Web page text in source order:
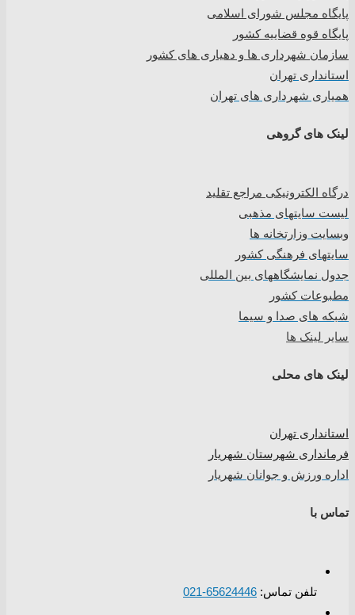
پایگاه مجلس شورای اسلامی
پایگاه قوه قضاییه کشور
سازمان شهرداری ها و دهیاری های کشور
استانداری تهران
همیاری شهرداری های تهران
لینک های گروهی
درگاه الکترونیکی مراجع تقلید
لیست سایتهای مذهبی
وبسایت وزارتخانه ها
سایتهای فرهنگی کشور
جدول نمایشگاههای بین المللی
مطبوعات کشور
شبکه های صدا و سیما
سایر لینک ها
لینک های محلی
استانداری تهران
فرمانداری شهرستان شهریار
اداره ورزش و جوانان شهریار
تماس با
تلفن تماس: 65624446-021